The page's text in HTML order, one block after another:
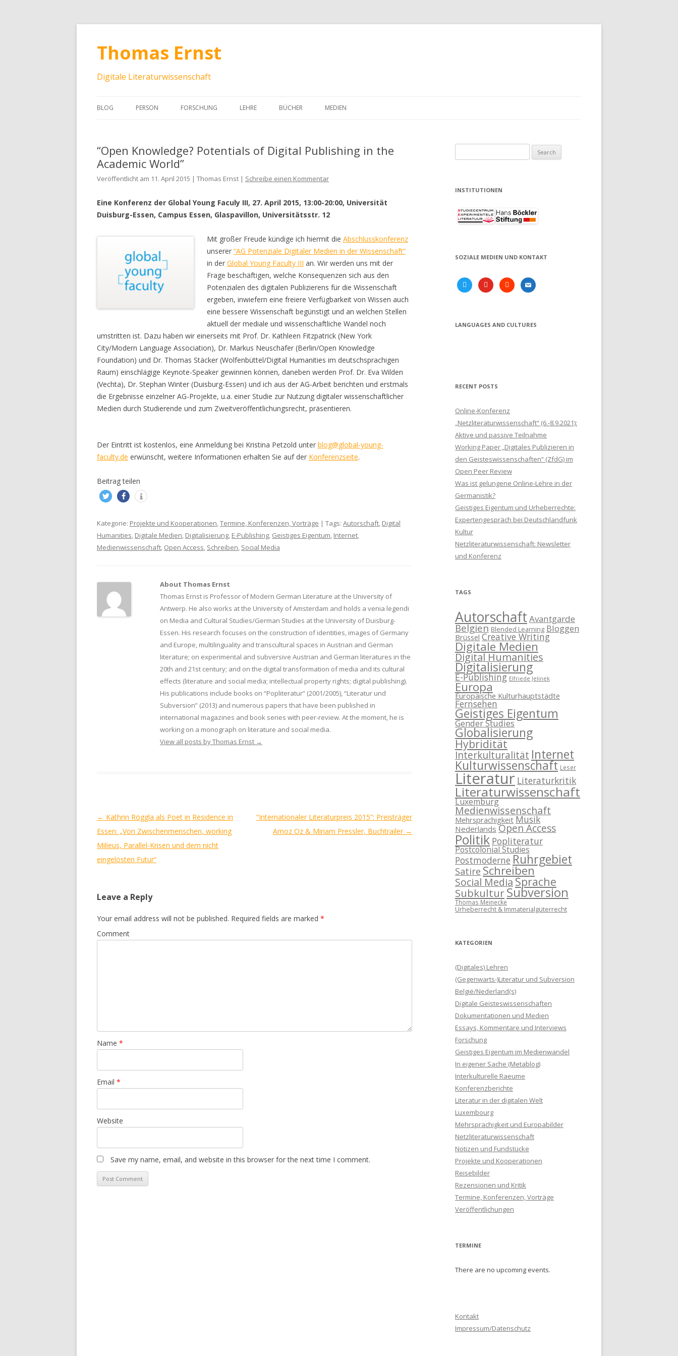
Thomas Ernst
Digitale Literaturwissenschaft
to
BLOG PERSON FORSCHUNG LEHRE BÜCHER MEDIEN
“Open Knowledge? Potentials of Digital Publishing in the
Academic World”
Veröffentlicht am 11. April 2015 | Thomas Ernst | Schreibe einen Kommentar
Eine Konferenz der Global Young Faculy III, 27. April 2015, 13:00-20:00, Universität
Duisburg-Essen, Campus Essen, Glaspavillon, Universitätsstr. 12
Mit großer Freude kündige ich hiermit die Abschlusskonferenz
unserer “AG Potenziale Digitaler Medien in der Wissenschaft”
in der Global Young Faculty III an. Wir werden uns mit der
Frage beschäftigen, welche Konsequenzen sich aus den
Potenzialen des digitalen Publizierens für die Wissenschaft
ergeben, inwiefern eine freiere Verfügbarkeit von Wissen auch
eine bessere Wissenschaft begünstigt und an welchen Stellen
aktuell der mediale und wissenschaftliche Wandel noch
umstritten ist. Dazu haben wir einerseits mit Prof. Dr. Kathleen Fitzpatrick (New York
City/Modern Language Association), Dr. Markus Neuschäfer (Berlin/Open Knowledge
Foundation) und Dr. Thomas Stäcker (Wolfenbüttel/Digital Humanities im deutschsprachigen
Raum) einschlägige Keynote-Speaker gewinnen können, daneben werden Prof. Dr. Eva Wilden
(Vechta), Dr. Stephan Winter (Duisburg-Essen) und ich aus der AG-Arbeit berichten und erstmals
die Ergebnisse einzelner AG-Projekte, u.a. einer Studie zur Nutzung digitaler wissenschaftlicher
Medien durch Studierende und zum Zweitveröffentlichungsrecht, präsentieren.
Der Eintritt ist kostenlos, eine Anmeldung bei Kristina Petzold unter blog@global-young-
faculty.de erwünscht, weitere Informationen erhalten Sie auf der Konferenzseite.
Beitrag teilen
Kategorie: Projekte und Kooperationen,Termine, Konferenzen, Vorträge | Tags: Autorschaft, Digital
Humanities, Digitale Medien, Digitalisierung, E-Publishing, Geistiges Eigentum, Internet,
Medienwissenschaft, Open Access, Schreiben, Social Media
About Thomas Ernst
Thomas Ernst is Professor of Modern German Literature at the University of
Antwerp. He also works at the University of Amsterdam and holds a venia legendi
on Media and Cultural Studies/German Studies at the University of Duisburg-
Essen. His research focuses on the construction of identities, images of Germany
and Europe, multilinguality and transcultural spaces in Austrian and German
literature; on experimental and subversive Austrian and German literatures in the
20th and 21st century; and on the digital transformation of media and its cultural
effects (literature and social media; intellectual property rights; digital publishing).
His publications include books on “Popliteratur” (2001/2005), “Literatur und
Subversion” (2013) and numerous papers that have been published in
international magazines and book series with peer-review. At the moment, he is
working on a monograph on literature and social media.
View all posts by Thomas Ernst →
Post
navigation
← Kathrin Röggla als Poet in Residence in
Essen: „Von Zwischenmenschen, working
Milieus, Parallel-Krisen und dem nicht
eingelösten Futur“
“Internationaler Literaturpreis 2015”: Preisträger
Amoz Oz & Miriam Pressler, Buchtrailer →
Leave a Reply
Your email address will not be published. Required fields are marked *
Comment
Name *
Email *
Website
Save my name, email, and website in this browser for the next time I comment.
for:
INSTITUTIONEN
SOZIALE MEDIEN UND KONTAKT
twitter youtubesoundcloud
email
LANGUAGES AND CULTURES
RECENT POSTS
Online-Konferenz
„Netzliteraturwissenschaft“ (6.-8.9.2021):
Aktive und passive Teilnahme
Working Paper „Digitales Publizieren in
den Geisteswissenschaften“ (ZfdG) im
Open Peer Review
Was ist gelungene Online-Lehre in der
Germanistik?
Geistiges Eigentum und Urheberrechte:
Expertengespräch bei Deutschlandfunk
Kultur
Netzliteraturwissenschaft: Newsletter
und Konferenz
TAGS
Autorschaft Avantgarde
Belgien Blended Learning Bloggen
Brüssel Creative Writing
Digitale Medien
Digital Humanities
Digitalisierung
E-Publishing Elfriede Jelinek
Europa
Europäische Kulturhauptstädte
Fernsehen
Geistiges Eigentum
Gender Studies
Globalisierung
Hybridität
Interkulturalität Internet
Kulturwissenschaft Leser
Literatur Literaturkritik
Literaturwissenschaft
Luxemburg
Medienwissenschaft
Mehrsprachigkeit Musik
Nederlands Open Access
Politik Popliteratur
Postcolonial Studies
Postmoderne Ruhrgebiet
Satire Schreiben
Social MediaSprache
SubkulturSubversion
Thomas Meinecke
Urheberrecht & Immaterialgüterrecht
KATEGORIEN
(Digitales) Lehren
(Gegenwarts-)Literatur und Subversion
België/Nederland(s)
Digitale Geisteswissenschaften
Dokumentationen und Medien
Essays, Kommentare und Interviews
Forschung
Geistiges Eigentum im Medienwandel
In eigener Sache (Metablog)
Interkulturelle Raeume
Konferenzberichte
Literatur in der digitalen Welt
Luxembourg
Mehrsprachigkeit und Europabilder
Netzliteraturwissenschaft
Notizen und Fundstücke
Projekte und Kooperationen
Reisebilder
Rezensionen und Kritik
Termine, Konferenzen, Vorträge
Veröffentlichungen
TERMINE
There are no upcoming events.
Kontakt
Impressum/Datenschutz